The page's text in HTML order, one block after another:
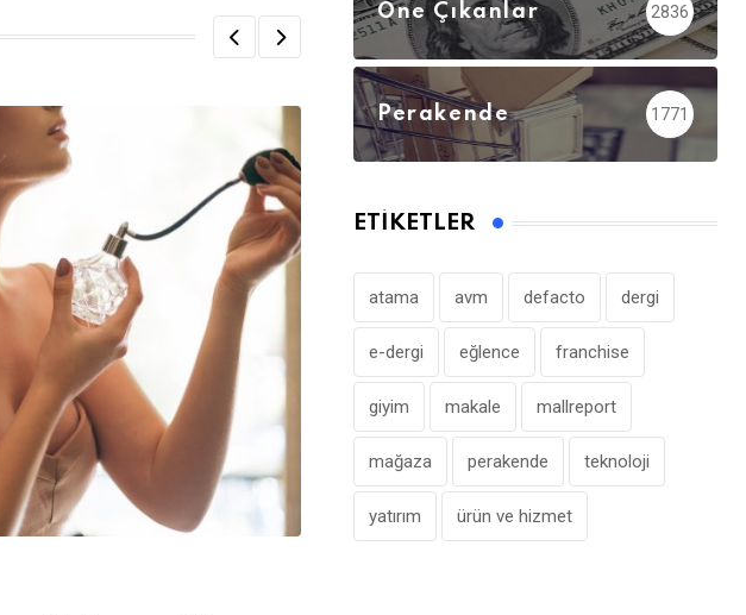
Öne Çıkanlar 2836
Perakende 1771
ETIKETLER
atama avm defacto dergi
e-dergi eğlence franchise
giyim makale mallreport
mağaza perakende teknoloji
yatırım ürün ve hizmet